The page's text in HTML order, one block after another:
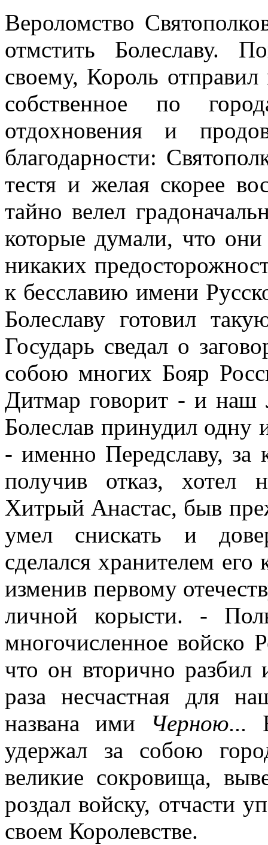
Вероломство
отмстить Болеславу.
своему, Король
собственное по
отдохновения и
благодарности:
тестя и желая скорее
тайно велел
которые думали, что
никаких
к бесславию имени
Болеславу готовил
Государь сведал о
собою многих Бояр
Дитмар говорит - и наш
Болеслав принудил
- именно Передславу, за
получив отказ, хотел
Хитрый Анастас, быв
умел снискать и
сделался хранителем
изменив первому
личной корысти. -
многочисленное войско
что он вторично разбил
раза несчастная для
названа ими
Черною...
удержал за собою
великие сокровища,
роздал войску, отчасти
своем Королевстве.